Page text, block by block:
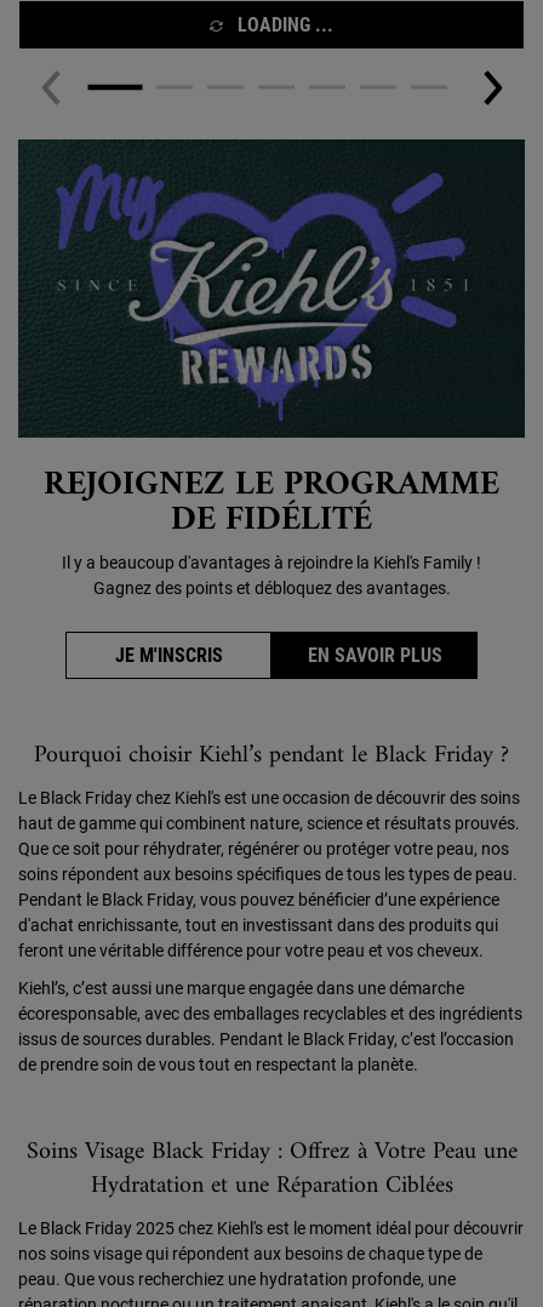
LOADING ...
REJOIGNEZ LE PROGRAMME
DE FIDÉLITÉ
Il y a beaucoup d'avantages à rejoindre la Kiehl's Family !
Gagnez des points et débloquez des avantages.
JE M'INSCRIS EN SAVOIR PLUS
Pourquoi choisir Kiehl’s pendant le Black Friday ?
Le Black Friday chez Kiehl's est une occasion de découvrir des soins
haut de gamme qui combinent nature, science et résultats prouvés.
Que ce soit pour réhydrater, régénérer ou protéger votre peau, nos
soins répondent aux besoins spécifiques de tous les types de peau.
Pendant le Black Friday, vous pouvez bénéficier d’une expérience
d'achat enrichissante, tout en investissant dans des produits qui
feront une véritable différence pour votre peau et vos cheveux.
Kiehl’s, c’est aussi une marque engagée dans une démarche
écoresponsable, avec des emballages recyclables et des ingrédients
issus de sources durables. Pendant le Black Friday, c’est l’occasion
de prendre soin de vous tout en respectant la planète.
Soins Visage Black Friday : Offrez à Votre Peau une
Hydratation et une Réparation Ciblées
Le Black Friday 2025 chez Kiehl's est le moment idéal pour découvrir
nos soins visage qui répondent aux besoins de chaque type de
peau. Que vous recherchiez une hydratation profonde, une